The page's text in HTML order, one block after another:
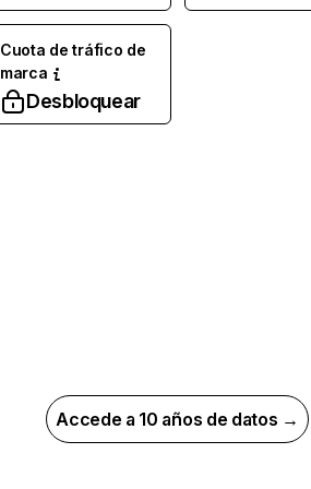
Cuota de tráfico de
marca
Desbloquear
Accede a 10 años de datos →